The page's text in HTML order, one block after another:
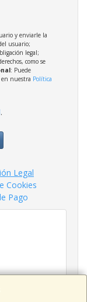
y enviarle la
usuario;
legal;
como se
: Puede
en nuestra Política
.
Legal
Cookies
Pago